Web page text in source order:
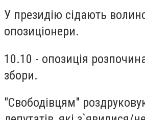
У президію сідають
опозиціонери.
10.10 - опозиція
збори.
"Свободівцям"